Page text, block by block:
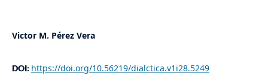
Victor M. Pérez Vera
DOI: https://doi.org/10.56219/dialctica.v1i28.5249